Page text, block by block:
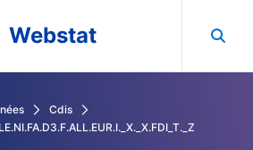
Webstat
Cdis